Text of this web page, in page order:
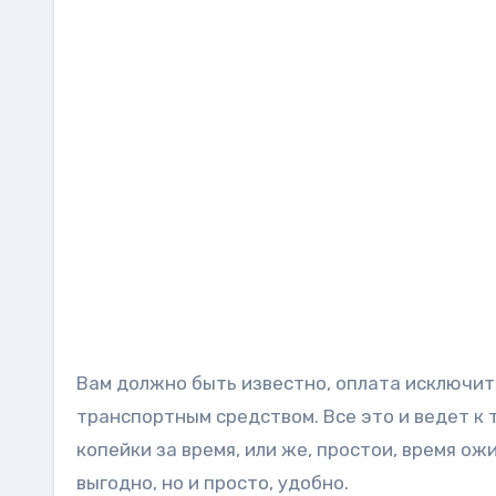
Вам должно быть известно, оплата
транспортным средством. Все это и ведет к
копейки за время, или же, простои, время
выгодно, но и просто, удобно.